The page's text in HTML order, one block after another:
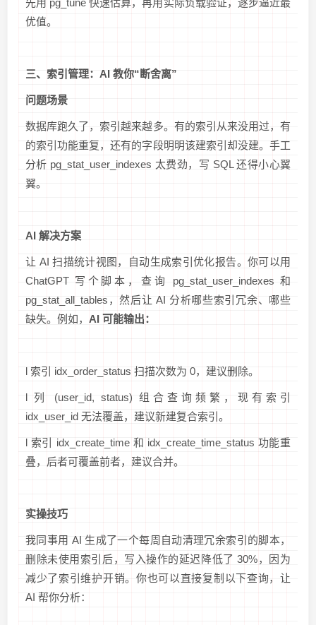
先用 pg_tune 快速估算，再用实际负载验证，逐步逼近最
优值。
三、索引管理：AI 教你“断舍离”
问题场景
数据库跑久了，索引越来越多。有的索引从来没用过，有
的索引功能重复，还有的字段明明该建索引却没建。手工
分析 pg_stat_user_indexes 太费劲，写 SQL 还得小心翼
翼。
AI 解决方案
让 AI 扫描统计视图，自动生成索引优化报告。你可以用
ChatGPT 写个脚本，查询 pg_stat_user_indexes 和
pg_stat_all_tables，然后让 AI 分析哪些索引冗余、哪些
缺失。例如， AI 可能输出：
l 索引 idx_order_status 扫描次数为 0，建议删除。
l 列 (user_id, status) 组合查询频繁，现有索引
idx_user_id 无法覆盖，建议新建复合索引。
l 索引 idx_create_time 和 idx_create_time_status 功能重
叠，后者可覆盖前者，建议合并。
实操技巧
我同事用 AI 生成了一个每周自动清理冗余索引的脚本，
删除未使用索引后，写入操作的延迟降低了 30%，因为
减少了索引维护开销。你也可以直接复制以下查询，让
AI 帮你分析：